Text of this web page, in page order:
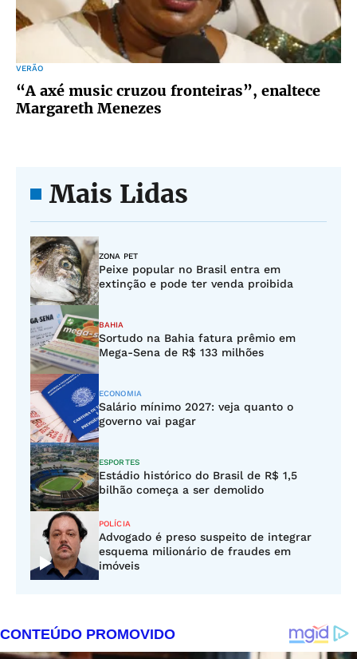
VERÃO
“A axé music cruzou fronteiras”, enaltece
Margareth Menezes
Mais Lidas
ZONA PET
Peixe popular no Brasil entra em
extinção e pode ter venda proibida
BAHIA
Sortudo na Bahia fatura prêmio em
Mega-Sena de R$ 133 milhões
ECONOMIA
Salário mínimo 2027: veja quanto o
governo vai pagar
ESPORTES
Estádio histórico do Brasil de R$ 1,5
bilhão começa a ser demolido
POLÍCIA
Advogado é preso suspeito de integrar
esquema milionário de fraudes em
imóveis